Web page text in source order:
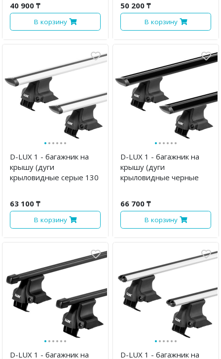
40 900 ₸
В корзину
50 200 ₸
В корзину
······
D-LUX 1 - багажник на
крышу (дуги
крыловидные серые 130
63 100 ₸
В корзину
······
D-LUX 1 - багажник на
крышу (дуги
крыловидные черные
66 700 ₸
В корзину
······
D-LUX 1 - багажник на
······
D-LUX 1 - багажник на